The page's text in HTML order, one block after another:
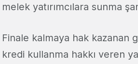
melek yatırımcılara sunma
Finale kalmaya hak kazanan
kredi kullanma hakkı veren